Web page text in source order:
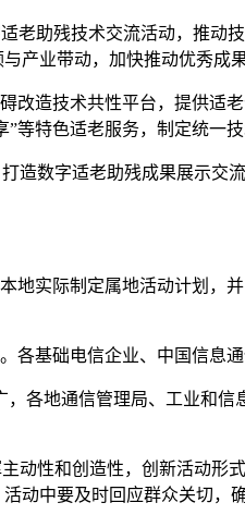
助残技术交流活动，推动
产业带动，加快推动优秀成
造技术共性平台，提供适
等特色适老服务，制定统一
数字适老助残成果展示交
实际制定属地活动计划，
基础电信企业、中国信息通
地通信管理局、工业和信
性和创造性，创新活动形
动中要及时回应群众关切，